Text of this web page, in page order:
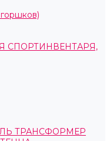
СПОРТИНВЕНТАРЯ,
ТРАНСФОРМЕР